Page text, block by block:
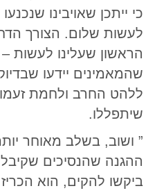
כי ייתכן שאויבינו
לעשות שלום. הצורך
הראשון שעלינו לעשות
שהמאמינים יידעו
ללהט החרב ולחמת
שיתפללו.
” ושוב, בשלב מאוחר
ההגנה שהנסיכים
ביקשו להקים, הוא